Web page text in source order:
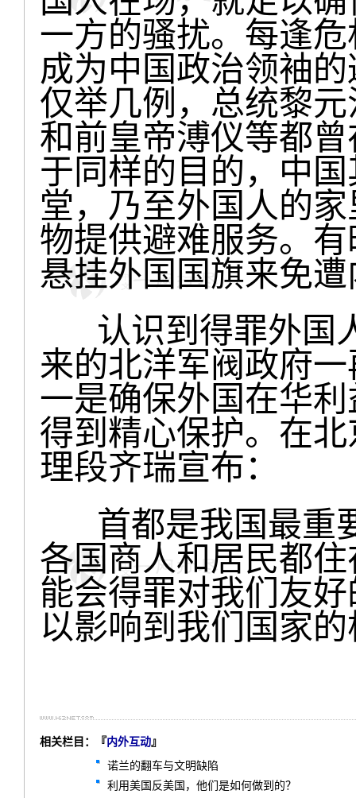
一方的骚扰。每逢
成为中国政治领袖
仅举几例，总统黎
和前皇帝溥仪等都
于同样的目的，中
堂，乃至外国人的
物提供避难服务。
悬挂外国国旗来免
认识到得罪外国
来的北洋军阀政府
一是确保外国在华
得到精心保护。在
理段齐瑞宣布：
首都是我国最重
各国商人和居民都
能会得罪对我们友
以影响到我们国家
相关栏目：『内外互动』
诺兰的翻车与文明缺陷
利用美国反美国，他们是如何做到的？